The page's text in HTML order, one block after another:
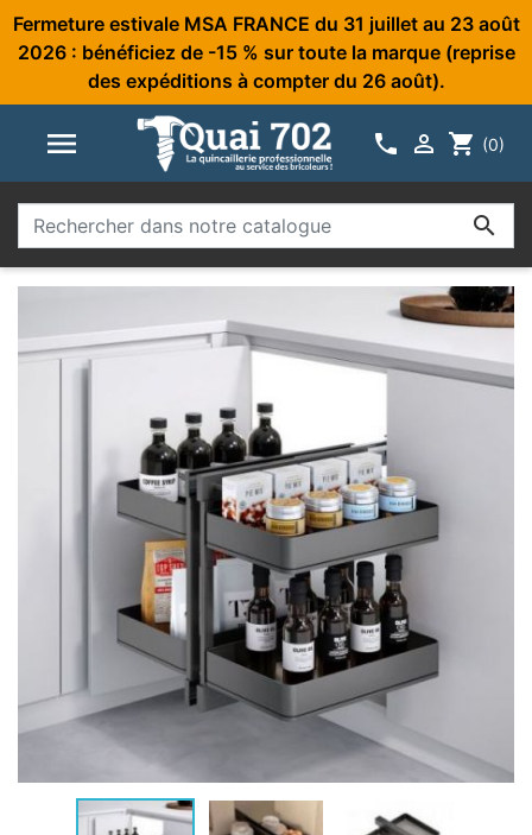
Fermeture estivale MSA FRANCE du 31 juillet au 23 août
2026 : bénéficiez de -15 % sur toute la marque (reprise
des expéditions à compter du 26 août).
   shopping_cart (0)
